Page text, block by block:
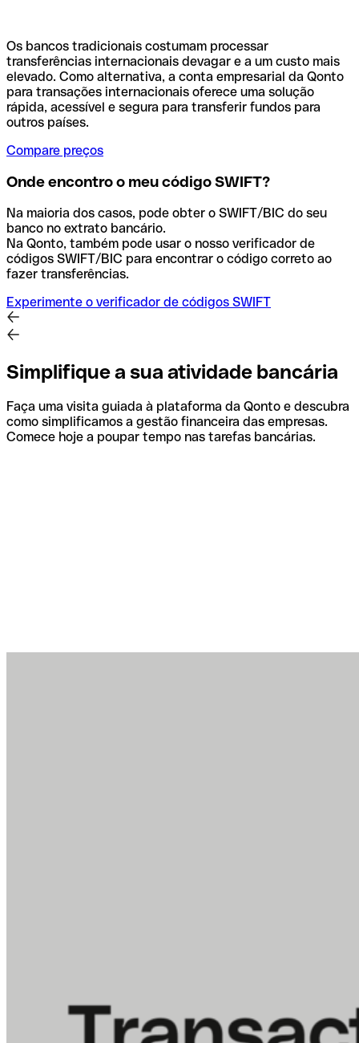
Os bancos tradicionais costumam processar
transferências internacionais devagar e a um custo mais
elevado. Como alternativa, a conta empresarial da Qonto
para transações internacionais oferece uma solução
rápida, acessível e segura para transferir fundos para
outros países.
Compare preços
Onde encontro o meu código SWIFT?
Na maioria dos casos, pode obter o SWIFT/BIC do seu
banco no extrato bancário.
Na Qonto, também pode usar o nosso verificador de
códigos SWIFT/BIC para encontrar o código correto ao
fazer transferências.
Experimente o verificador de códigos SWIFT
Simplifique a sua atividade bancária
Faça uma visita guiada à plataforma da Qonto e descubra
como simplificamos a gestão financeira das empresas.
Comece hoje a poupar tempo nas tarefas bancárias.